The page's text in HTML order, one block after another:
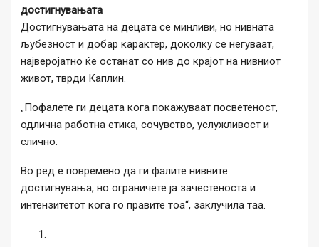
достигнувањата
Достигнувањата на децата се минливи, но нивната
љубезност и добар карактер, доколку се негуваат,
најверојатно ќе останат со нив до крајот на нивниот
живот, тврди Каплин.
„Пофалете ги децата кога покажуваат посветеност,
одлична работна етика, сочувство, услужливост и
слично.
Во ред е повремено да ги фалите нивните
достигнувања, но ограничете ја зачестеноста и
интензитетот кога го правите тоа“, заклучила таа.